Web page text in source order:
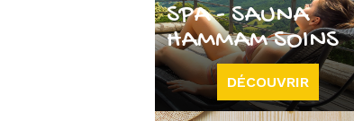
SPA - SAUNA
HAMMAM SOINS
DÉCOUVRIR